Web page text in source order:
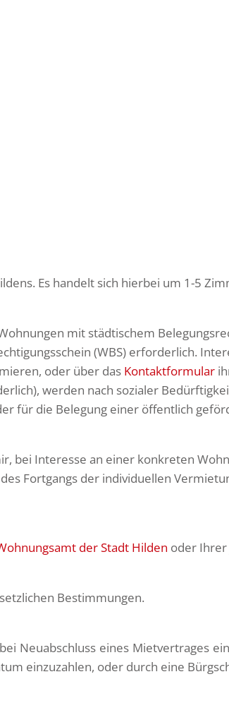
Es handelt sich hierbei um 1-5
bei der
mit städtischem
(WBS) erforderlich.
oder über das Kontaktformular
werden nach sozialer
für die Belegung einer öffentlich
WGH von mir, bei
Fortgangs der individuellen
der Stadt Hilden oder
Bestimmungen.
Neuabschluss eines Mietvertrages
einzuzahlen, oder durch eine